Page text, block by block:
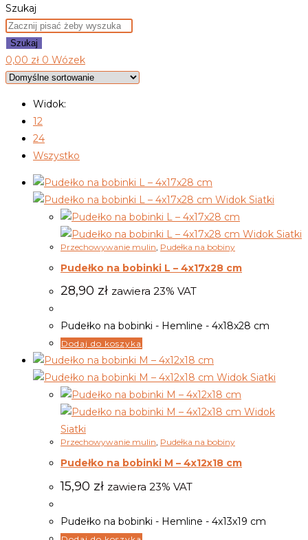
Szukaj
Szukaj
0,00 zł 0 Wózek
Widok:
12
24
Wszystko
Widok Siatki
Widok Siatki
Przechowywanie mulin, Pudełka na bobiny
Pudełko na bobinki L – 4x17x28 cm
28,90 zł zawiera 23% VAT
Pudełko na bobinki - Hemline - 4x18x28 cm
Dodaj do koszyka
Widok Siatki
Widok
Siatki
Przechowywanie mulin, Pudełka na bobiny
Pudełko na bobinki M – 4x12x18 cm
15,90 zł zawiera 23% VAT
Pudełko na bobinki - Hemline - 4x13x19 cm